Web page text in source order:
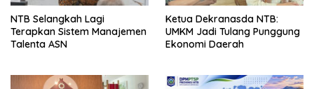
NTB Selangkah Lagi
Terapkan Sistem Manajemen
Talenta ASN
Ketua Dekranasda NTB:
UMKM Jadi Tulang Punggung
Ekonomi Daerah